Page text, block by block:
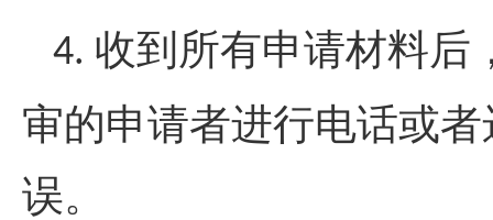
4. 收到所有申请材料后
审的申请者进行电话或
误。